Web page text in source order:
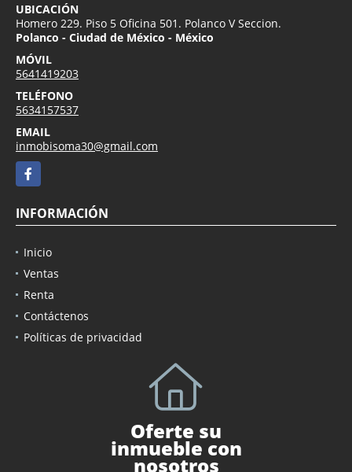
UBICACIÓN
Homero 229. Piso 5 Oficina 501. Polanco V Seccion.
Polanco - Ciudad de México - México
MÓVIL
5641419203
TELÉFONO
5634157537
EMAIL
inmobisoma30@gmail.com
Facebook
INFORMACIÓN
Inicio
Ventas
Renta
Contáctenos
Políticas de privacidad
Oferte su
inmueble con
nosotros